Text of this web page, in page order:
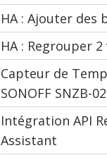
HA : Ajouter des
HA : Regrouper
Capteur de
SONOFF SNZB-
Intégration API
Assistant